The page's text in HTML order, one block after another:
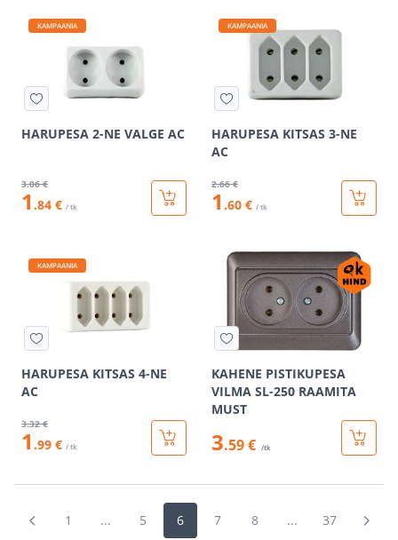
KAMPAANIA
HARUPESA 2-NE VALGE AC
3.06 €
1 .84 € / tk
KAMPAANIA
HARUPESA KITSAS 3-NE
AC
2.66 €
1 .60 € / tk
KAMPAANIA
HARUPESA KITSAS 4-NE
AC
3.32 €
1 .99 € / tk
KAHENE PISTIKUPESA
VILMA SL-250 RAAMITA
MUST
3.59 € /tk
1 ... 5 6 7 8 ... 37